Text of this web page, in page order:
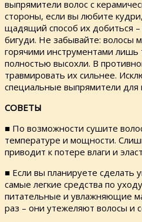
выпрямители волос с
стороны, если вы любите
щадящий способ их добиться –
бигуди. Не забывайте: волосы
горячими инструментами лишь
полностью высохли. В
травмировать их сильнее.
специальные выпрямители для
СОВЕТЫ
■ По возможности сушите
температуре и мощности.
приводит к потере влаги и
■ Если вы планируете сделать
самые легкие средства по
питательные и увлажняющие
раз – они утежеляют волосы и